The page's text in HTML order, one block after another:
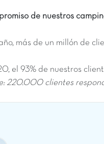
de nuestros
más de un millón de
el 93% de nuestros
220.000 clientes